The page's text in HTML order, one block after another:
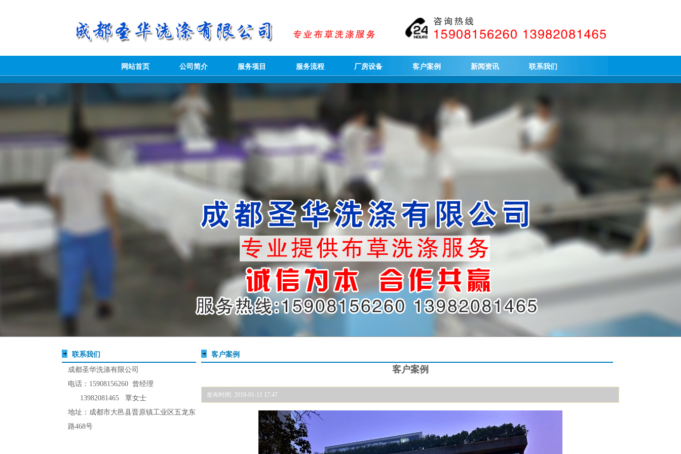
网站首页 公司简介 服务项目 服务流程 厂房设备 客户案例 新闻资讯 联系我们
联系我们
成都圣华洗涤有限公司
电话：15908156260 曾经理
13982081465 覃女士
地址：成都市大邑县晋原镇工业区五龙东
路468号
客户案例
客户案例
发布时间: 2018-01-11 17:47